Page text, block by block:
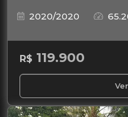
2020/2020
R$ 119.900